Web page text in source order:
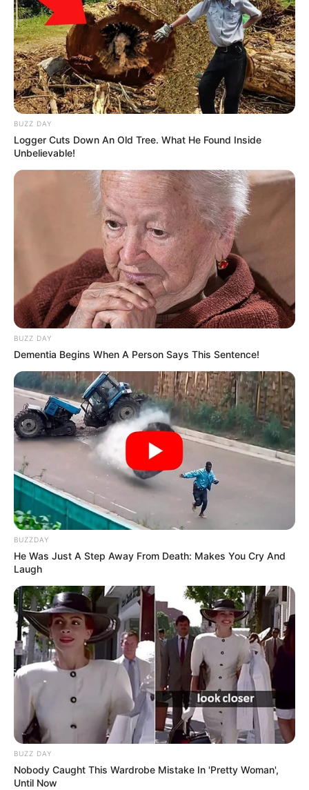
BUZZ DAY
Logger Cuts Down An Old Tree. What He Found Inside
Unbelievable!
BUZZ DAY
Dementia Begins When A Person Says This Sentence!
BUZZDAY
He Was Just A Step Away From Death: Makes You Cry And
Laugh
BUZZ DAY
Nobody Caught This Wardrobe Mistake In 'Pretty Woman',
Until Now